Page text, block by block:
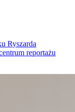
Ryszarda
reportażu